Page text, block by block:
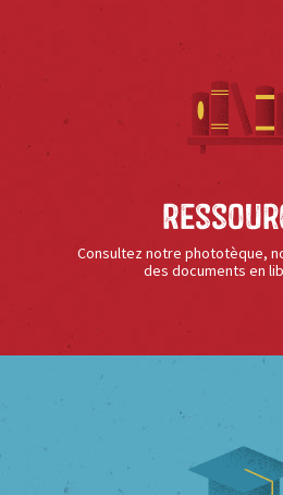
Consultez notre phototèque,
des documents en